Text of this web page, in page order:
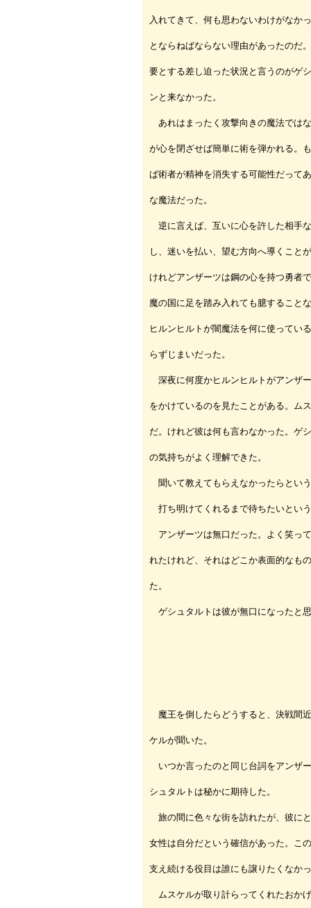
入れてきて、何も思わないわけがなか
とならねばならない理由があったのだ
要とする差し迫った状況と言うのがゲ
ンと来なかった。
あれはまったく攻撃向きの魔法では
が心を閉ざせば簡単に術を弾かれる。
ば術者が精神を消失する可能性だって
な魔法だった。
逆に言えば、互いに心を許した相手
し、迷いを払い、望む方向へ導くこと
けれどアンザーツは鋼の心を持つ勇者
魔の国に足を踏み入れても臆すること
ヒルンヒルトが闇魔法を何に使ってい
らずじまいだった。
深夜に何度かヒルンヒルトがアンザ
をかけているのを見たことがある。ム
だ。けれど彼は何も言わなかった。ゲ
の気持ちがよく理解できた。
聞いて教えてもらえなかったらとい
打ち明けてくれるまで待ちたいとい
アンザーツは無口だった。よく笑っ
れたけれど、それはどこか表面的なも
た。
ゲシュタルトは彼が無口になったと
魔王を倒したらどうすると、決戦間
ケルが聞いた。
いつか言ったのと同じ台詞をアンザ
シュタルトは秘かに期待した。
旅の間に色々な街を訪れたが、彼に
女性は自分だという確信があった。こ
支え続ける役目は誰にも譲りたくなか
ムスケルが取り計らってくれたおか